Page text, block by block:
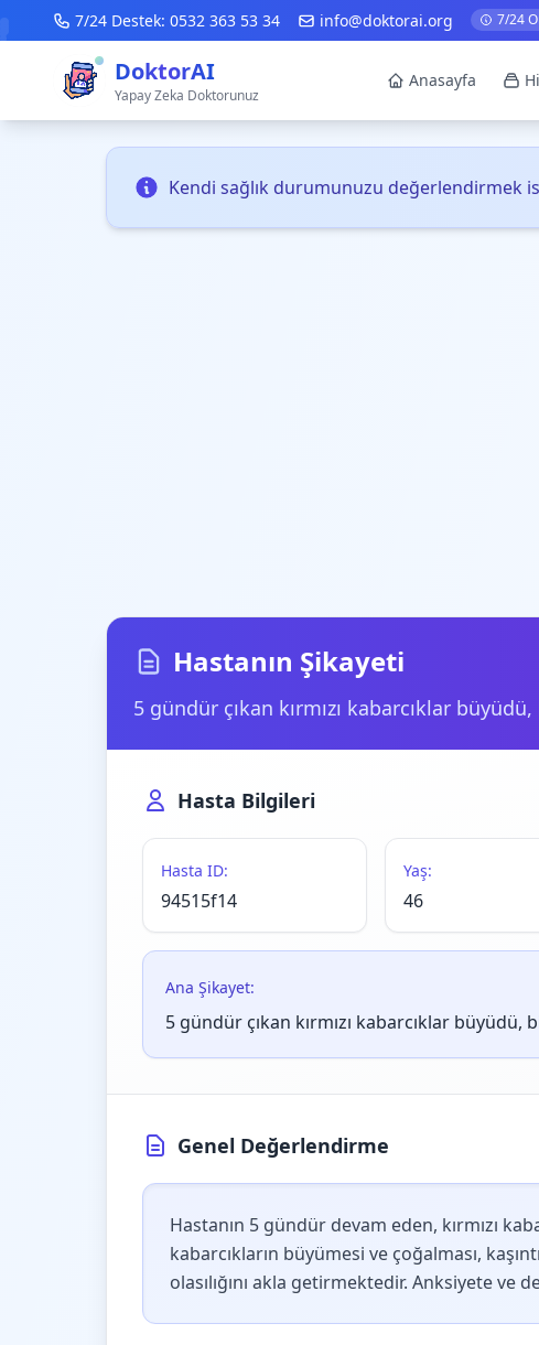
7/24 Destek: 0532 363 53 34 info@doktorai.org 7/24
DoktorAI
Yapay Zeka Doktorunuz
Anasayfa
Kendi sağlık durumunuzu değerlendirmek
Hastanın Şikayeti
5 gündür çıkan kırmızı kabarcıklar
Hasta Bilgileri
Hasta ID:
94515f14
Yaş:
46
Ana Şikayet:
5 gündür çıkan kırmızı kabarcıklar büyüdü,
Genel Değerlendirme
Hastanın 5 gündür devam eden, kırmızı
kabarcıkların büyümesi ve çoğalması,
olasılığını akla getirmektedir. Anksiyete ve